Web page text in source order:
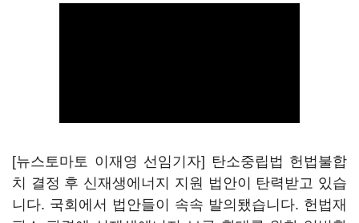
[뉴스토마토 이재영 선임기자] 탄소중립법 헌법불합
치 결정 후 신재생에너지 지원 법안이 탄력받고 있습
니다. 국회에서 법안들이 속속 발의됐습니다. 헌법재